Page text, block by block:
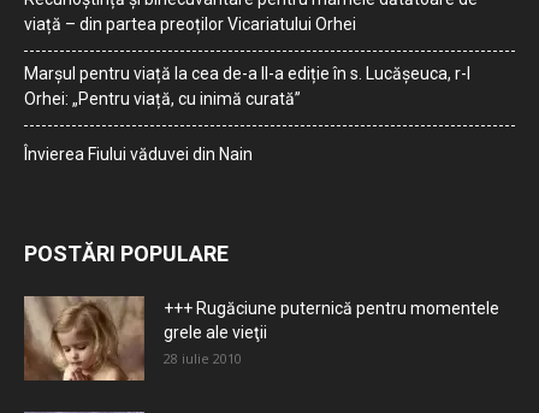
viață – din partea preoților Vicariatului Orhei
Marșul pentru viață la cea de-a II-a ediție în s. Lucășeuca, r-l
Orhei: „Pentru viață, cu inimă curată”
Învierea Fiului văduvei din Nain
POSTĂRI POPULARE
+++ Rugăciune puternică pentru momentele
grele ale vieţii
28 iulie 2010